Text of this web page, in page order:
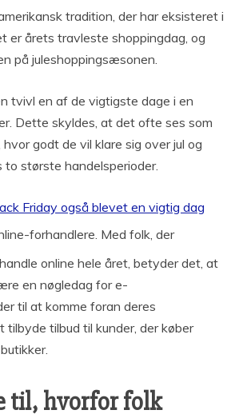
tradition, der har eksisteret i
er årets travleste shoppingdag, og
på juleshoppingsæsonen.
tvivl en af de vigtigste dage i en
Dette skyldes, at det ofte ses som
godt de vil klare sig over jul og
to største handelsperioder.
Friday også blevet en vigtig dag
forhandlere. Med folk, der
online hele året, betyder det, at
en nøgledag for e-
til at komme foran deres
tilbyde tilbud til kunder, der køber
til, hvorfor folk